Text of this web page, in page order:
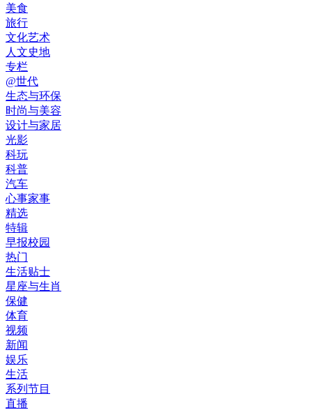
美食
旅行
文化艺术
人文史地
专栏
@世代
生态与环保
时尚与美容
设计与家居
光影
科玩
科普
汽车
心事家事
精选
特辑
早报校园
热门
生活贴士
星座与生肖
保健
体育
视频
新闻
娱乐
生活
系列节目
直播